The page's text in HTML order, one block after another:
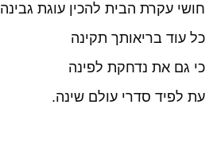
חושי עקרת הבית להכין עוגת גבינה
כל עוד בריאותך תקינה
כי גם את נדחקת לפינה
עת לפיד סדרי עולם שינה.